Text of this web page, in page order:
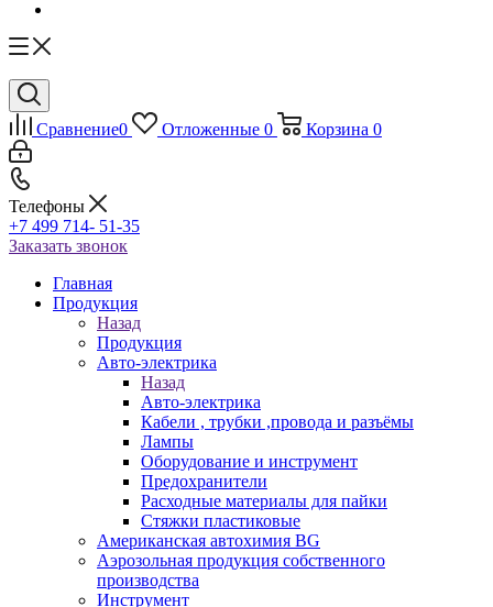
Сравнение0 Отложенные 0 Корзина 0
Телефоны
+7 499 714- 51-35
Заказать звонок
Главная
Продукция
Назад
Продукция
Авто-электрика
Назад
Авто-электрика
Кабели , трубки ,провода и разъёмы
Лампы
Оборудование и инструмент
Предохранители
Расходные материалы для пайки
Стяжки пластиковые
Американская автохимия BG
Аэрозольная продукция собственного
производства
Инструмент